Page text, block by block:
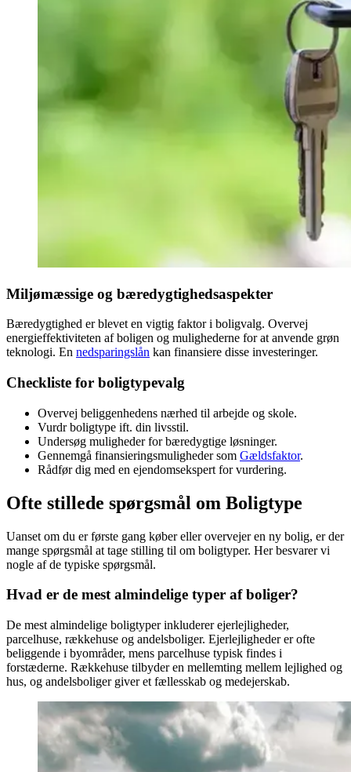
Miljømæssige og bæredygtighedsaspekter
Bæredygtighed er blevet en vigtig faktor i boligvalg. Overvej
energieffektiviteten af boligen og mulighederne for at anvende grøn
teknologi. En nedsparingslån kan finansiere disse investeringer.
Checkliste for boligtypevalg
Overvej beliggenhedens nærhed til arbejde og skole.
Vurdr boligtype ift. din livsstil.
Undersøg muligheder for bæredygtige løsninger.
Gennemgå finansieringsmuligheder som Gældsfaktor.
Rådfør dig med en ejendomsekspert for vurdering.
Ofte stillede spørgsmål om Boligtype
Uanset om du er første gang køber eller overvejer en ny bolig, er der
mange spørgsmål at tage stilling til om boligtyper. Her besvarer vi
nogle af de typiske spørgsmål.
Hvad er de mest almindelige typer af boliger?
De mest almindelige boligtyper inkluderer ejerlejligheder,
parcelhuse, rækkehuse og andelsboliger. Ejerlejligheder er ofte
beliggende i byområder, mens parcelhuse typisk findes i
forstæderne. Rækkehuse tilbyder en mellemting mellem lejlighed og
hus, og andelsboliger giver et fællesskab og medejerskab.